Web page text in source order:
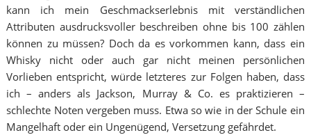
kann ich mein Geschmackserlebnis mit verständlichen
Attributen ausdrucksvoller beschreiben ohne bis 100 zählen
können zu müssen? Doch da es vorkommen kann, dass ein
Whisky nicht oder auch gar nicht meinen persönlichen
Vorlieben entspricht, würde letzteres zur Folgen haben, dass
ich – anders als Jackson, Murray & Co. es praktizieren –
schlechte Noten vergeben muss. Etwa so wie in der Schule ein
Mangelhaft oder ein Ungenügend, Versetzung gefährdet.